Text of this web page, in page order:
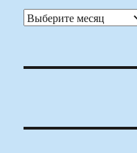
Архивы